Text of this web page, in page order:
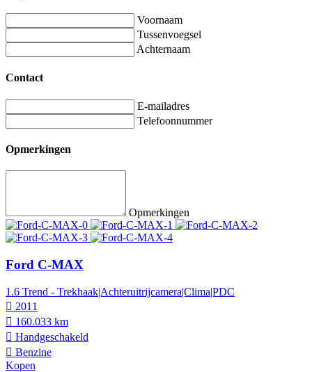
Voornaam
Tussenvoegsel
Achternaam
Contact
E-mailadres
Telefoonnummer
Opmerkingen
Opmerkingen
Ford C-MAX
1.6 Trend - Trekhaak|Achteruitrijcamera|Clima|PDC
2011
160.033 km
Hand­geschakeld
Benzine
Kopen